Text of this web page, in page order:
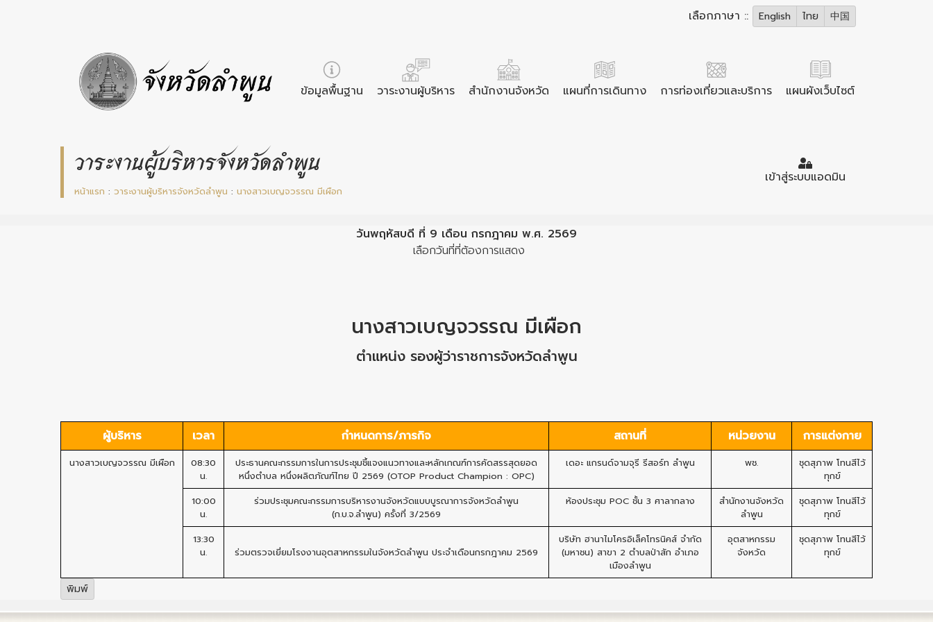
เลือกภาษา :: English ไทย 中国
ข้อมูลพื้นฐาน วาระงานผู้บริหาร สำนักงานจังหวัด แผนที่การเดินทาง การท่องเที่ยวและบริการ แผนผังเว็บไซต์
วาระงานผู้บริหารจังหวัดลำพูน
หน้าแรก : วาระงานผู้บริหารจังหวัดลำพูน : นางสาวเบญจวรรณ มีเผือก
เข้าสู่ระบบแอดมิน
วันพฤหัสบดี ที่ 9 เดือน กรกฎาคม พ.ศ. 2569
เลือกวันที่ที่ต้องการแสดง
นางสาวเบญจวรรณ มีเผือก
ตำแหน่ง รองผู้ว่าราชการจังหวัดลำพูน
ผู้บริหาร เวลา กำหนดการ/ภารกิจ สถานที่ หน่วยงาน การแต่งกาย
นางสาวเบญจวรรณ มีเผือก
08:30
น.
ประธานคณะกรรมการในการประชุมชี้แจงแนวทางและหลักเกณฑ์การคัดสรรสุดยอด
หนึ่งตำบล หนึ่งผลิตภัณฑ์ไทย ปี 2569 (OTOP Product Champion : OPC)
เดอะ แกรนด์จามจุรี รีสอร์ท ลำพูน พช.
ชุดสุภาพ โทนสีไว้
ทุกข์
10:00
น.
ร่วมประชุมคณะกรรมการบริหารงานจังหวัดแบบบูรณาการจังหวัดลำพูน
(ก.บ.จ.ลำพูน) ครั้งที่ 3/2569
ห้องประชุม POC ชั้น 3 ศาลากลาง
สำนักงานจังหวัด
ลำพูน
ชุดสุภาพ โทนสีไว้
ทุกข์
13:30
น.
ร่วมตรวจเยี่ยมโรงงานอุตสาหกรรมในจังหวัดลำพูน ประจำเดือนกรกฎาคม 2569
บริษัท ฮานาไมโครอิเล็คโทรนิคส์ จำกัด
(มหาชน) สาขา 2 ตำบลป่าสัก อำเภอ
เมืองลำพูน
อุตสาหกรรม
จังหวัด
ชุดสุภาพ โทนสีไว้
ทุกข์
พิมพ์